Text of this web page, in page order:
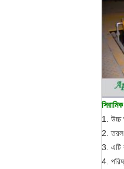
1. উচ্চ
2. তরল
3. এটি
4.